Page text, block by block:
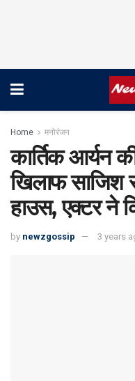
Home मनोरंजन
कार्तिक आर्यन
खिलाफ साजिश
हाउस, एक्टर ने
by newzgossip 3 years